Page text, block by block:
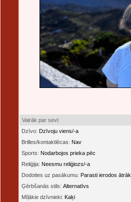
Vairāk par sevi:
Dzīvo: Dzīvoju viens/-a
Brilles/kontaktlēcas: Nav
Sports: Nodarbojos prieka pēc
Reliģija: Neesmu reliģiozs/-a
Dodoties uz pasākumu: Parasti ierodos ātrāk
Ģērbšanās stils: Alternatīvs
Mīļākie dzīvnieki: Kaķi